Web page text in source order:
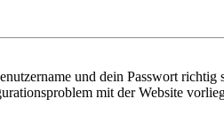
und dein Passwort
mit der Website